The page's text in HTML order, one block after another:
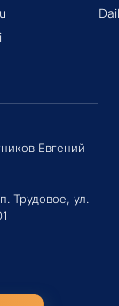
Евгений
Трудовое, ул.